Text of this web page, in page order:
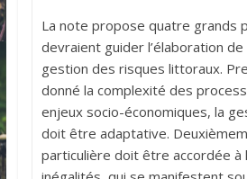
La note propose quatre grands
devraient guider l’élaboration
gestion des risques littoraux.
donné la complexité des
enjeux socio-économiques, la
doit être adaptative.
particulière doit être accordée à